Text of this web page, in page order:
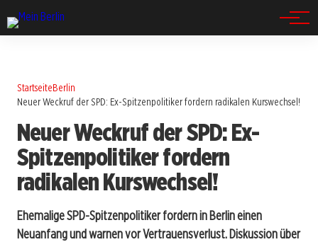
StartseiteBerlin
Neuer Weckruf der SPD: Ex-Spitzenpolitiker fordern radikalen Kurswechsel!
Neuer Weckruf der SPD: Ex-
Spitzenpolitiker fordern
radikalen Kurswechsel!
Ehemalige SPD-Spitzenpolitiker fordern in Berlin einen
Neuanfang und warnen vor Vertrauensverlust. Diskussion über